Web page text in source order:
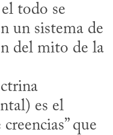
todo se
un sistema de
del mito de la
es el
que